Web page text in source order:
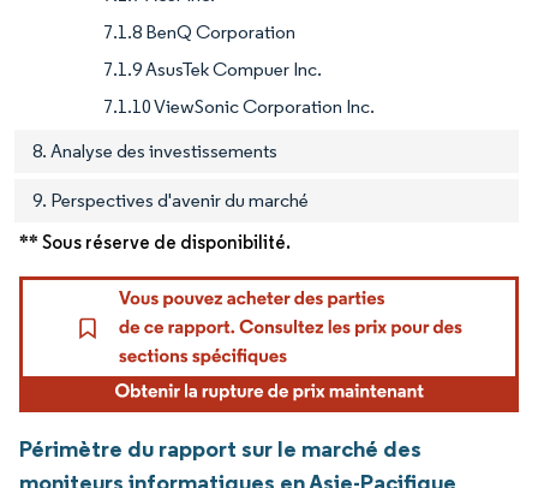
7.1.8 BenQ Corporation
7.1.9 AsusTek Compuer Inc.
7.1.10 ViewSonic Corporation Inc.
8. Analyse des investissements
9. Perspectives d'avenir du marché
** Sous réserve de disponibilité.
Périmètre du rapport sur le marché des